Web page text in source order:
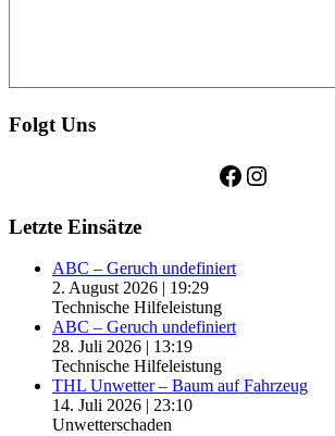
Folgt Uns
Facebook
Instagram
Letzte Einsätze
ABC – Geruch undefiniert
2. August 2026 | 19:29
Technische Hilfeleistung
ABC – Geruch undefiniert
28. Juli 2026 | 13:19
Technische Hilfeleistung
THL Unwetter – Baum auf Fahrzeug
14. Juli 2026 | 23:10
Unwetterschaden